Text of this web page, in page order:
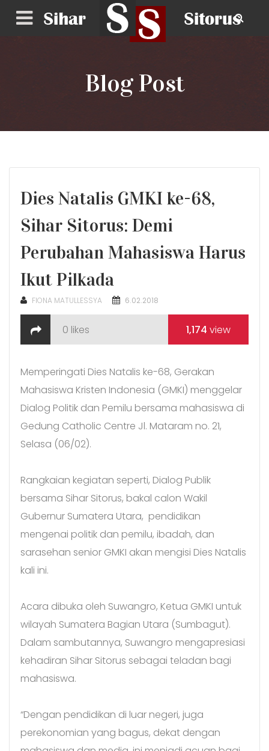
Blog Post
Dies Natalis GMKI ke-68,
Sihar Sitorus: Demi
Perubahan Mahasiswa Harus
Ikut Pilkada
FIONA MATULLESSYA
POSTED
6.02.2018
0 likes 1,174 view
Memperingati Dies Natalis ke-68, Gerakan
Mahasiswa Kristen Indonesia (GMKI) menggelar
Dialog Politik dan Pemilu bersama mahasiswa di
Gedung Catholic Centre Jl. Mataram no. 21,
Selasa (06/02).
Rangkaian kegiatan seperti, Dialog Publik
bersama Sihar Sitorus, bakal calon Wakil
Gubernur Sumatera Utara, pendidikan
mengenai politik dan pemilu, ibadah, dan
sarasehan senior GMKI akan mengisi Dies Natalis
kali ini.
Acara dibuka oleh Suwangro, Ketua GMKI untuk
wilayah Sumatera Bagian Utara (Sumbagut).
Dalam sambutannya, Suwangro mengapresiasi
kehadiran Sihar Sitorus sebagai teladan bagi
mahasiswa.
“Dengan pendidikan di luar negeri, juga
perekonomian yang bagus, dekat dengan